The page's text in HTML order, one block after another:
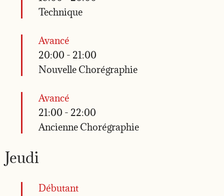
Technique
Avancé
20:00 - 21:00
Nouvelle Chorégraphie
Avancé
21:00 - 22:00
Ancienne Chorégraphie
Jeudi
Débutant